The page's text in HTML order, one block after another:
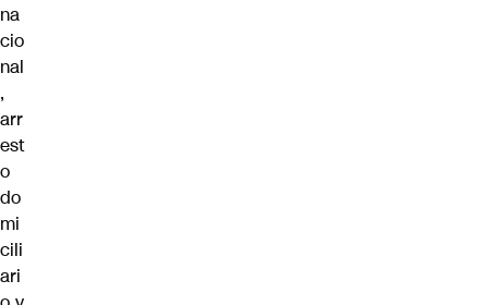
na
cio
nal
,
arr
est
o
do
mi
cili
ari